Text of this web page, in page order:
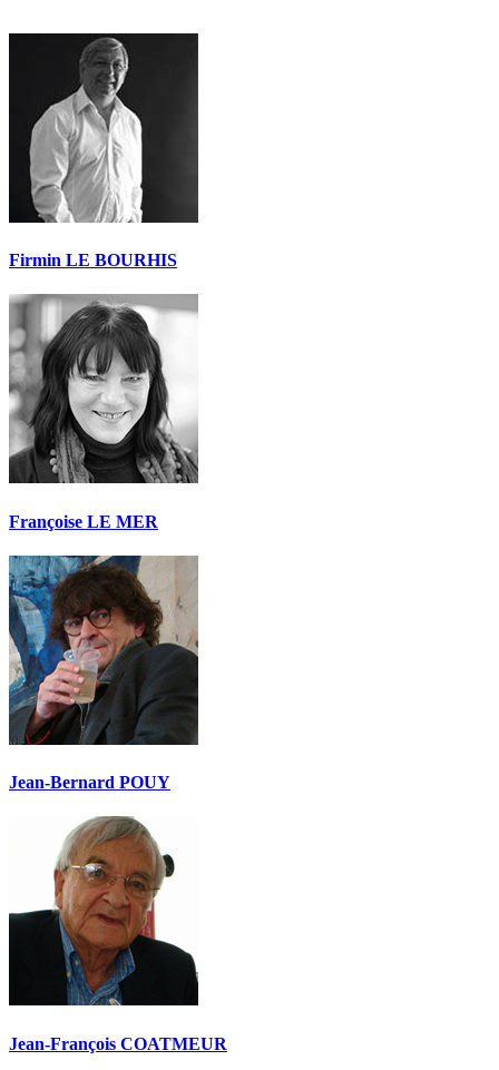
Firmin LE BOURHIS
Françoise LE MER
Jean-Bernard POUY
Jean-François COATMEUR